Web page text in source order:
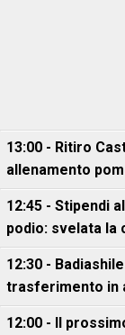
13:00 - Ritiro
allenamento
12:45 - Stipendi
podio: svelata la
12:30 -
trasferimento in
12:00 - Il